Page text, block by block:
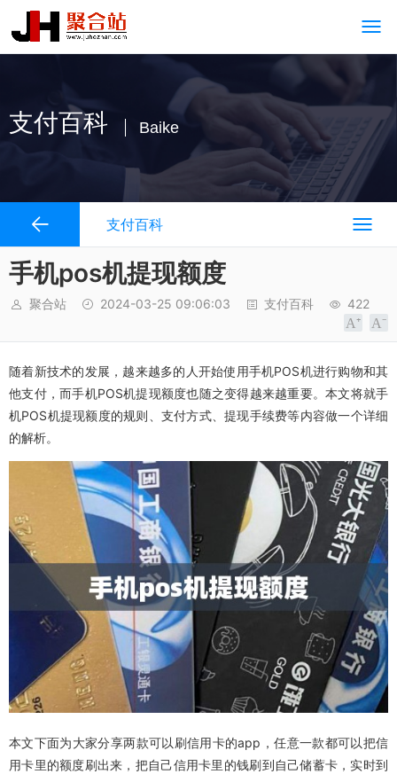
支付百科 Baike
支付百科
手机pos机提现额度
聚合站 2024-03-25 09:06:03 支付百科 422
随着新技术的发展，越来越多的人开始使用手机POS机进行购物和其
他支付，而手机POS机提现额度也随之变得越来越重要。本文将就手
机POS机提现额度的规则、支付方式、提现手续费等内容做一个详细
的解析。
本文下面为大家分享两款可以刷信用卡的app，任意一款都可以把信
用卡里的额度刷出来，把自己信用卡里的钱刷到自己储蓄卡，实时到